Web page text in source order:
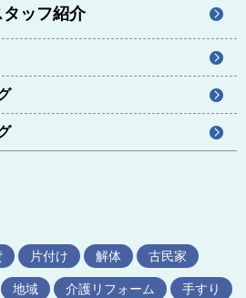
ッフ紹介
片付け 解体 古民家
地域 介護リフォーム 手すり